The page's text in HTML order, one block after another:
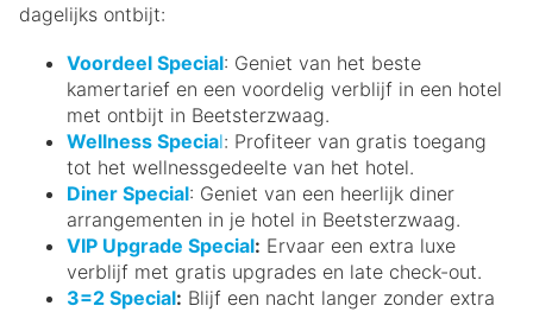
dagelijks ontbijt:
Voordeel Special: Geniet van het beste
kamertarief en een voordelig verblijf in een hotel
met ontbijt in Beetsterzwaag.
Wellness Special: Profiteer van gratis toegang
tot het wellnessgedeelte van het hotel.
Diner Special: Geniet van een heerlijk diner
arrangementen in je hotel in Beetsterzwaag.
VIP Upgrade Special: Ervaar een extra luxe
verblijf met gratis upgrades en late check-out.
3=2 Special: Blijf een nacht langer zonder extra